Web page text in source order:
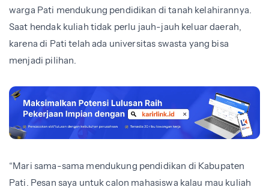
warga Pati mendukung pendidikan di tanah kelahirannya.
Saat hendak kuliah tidak perlu jauh-jauh keluar daerah,
karena di Pati telah ada universitas swasta yang bisa
menjadi pilihan.
“Mari sama-sama mendukung pendidikan di Kabupaten
Pati. Pesan saya untuk calon mahasiswa kalau mau kuliah